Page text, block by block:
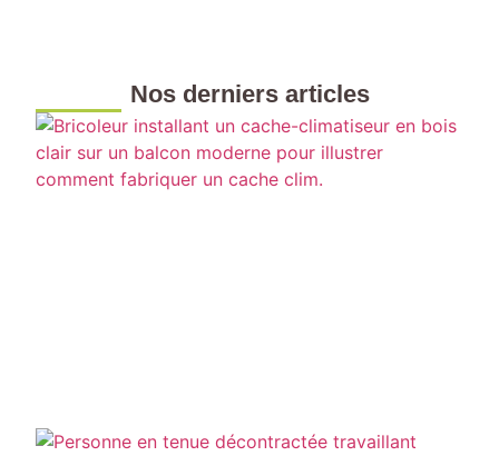
Nos derniers articles